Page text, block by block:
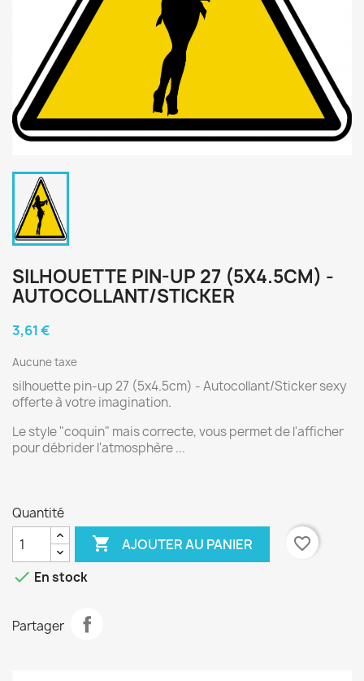
SILHOUETTE PIN-UP 27 (5X4.5CM) -
AUTOCOLLANT/STICKER
3,61 €
Aucune taxe
silhouette pin-up 27 (5x4.5cm) - Autocollant/Sticker sexy
offerte à votre imagination.
Le style "coquin" mais correcte, vous permet de l'afficher
pour débrider l'atmosphère ...
Quantité
 AJOUTER AU PANIER
favorite_border
 En stock
Partager